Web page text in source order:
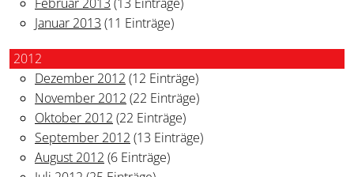
Januar 2013 (11 Einträge)
2012
Dezember 2012 (12 Einträge)
November 2012 (22 Einträge)
Oktober 2012 (22 Einträge)
September 2012 (13 Einträge)
August 2012 (6 Einträge)